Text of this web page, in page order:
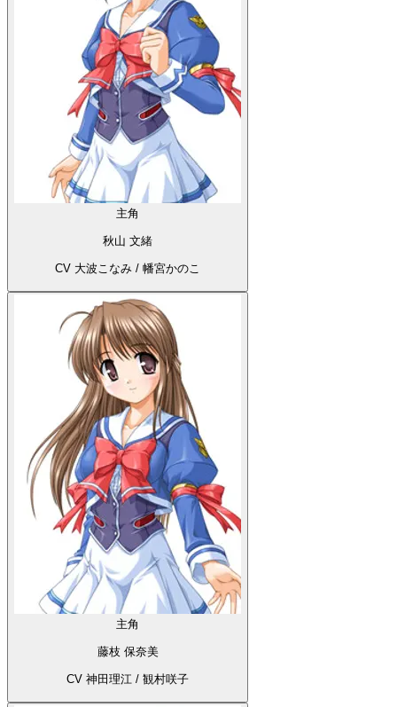
主角
秋山 文緒
CV 大波こなみ / 幡宮かのこ
主角
藤枝 保奈美
CV 神田理江 / 観村咲子